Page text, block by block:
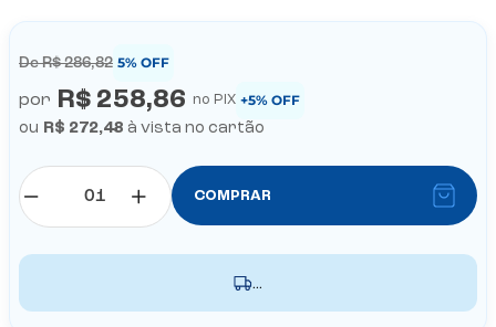
De R$ 286,82 5% OFF
por R$ 258,86 no PIX +5% OFF
ou R$ 272,48 à vista no cartão
COMPRAR
...